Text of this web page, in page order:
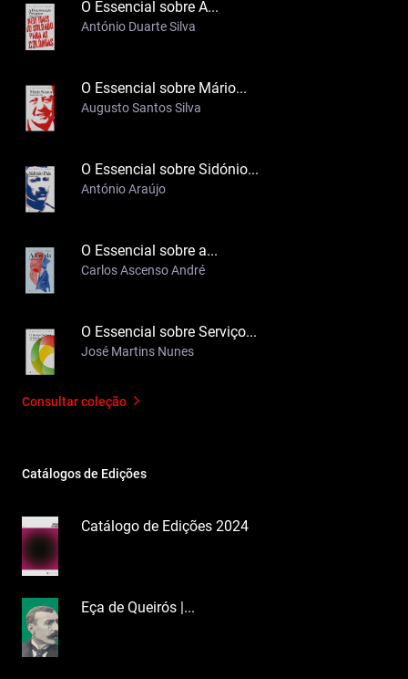
O Essencial sobre A...
António Duarte Silva
O Essencial sobre Mário...
Augusto Santos Silva
O Essencial sobre Sidónio...
António Araújo
O Essencial sobre a...
Carlos Ascenso André
O Essencial sobre Serviço...
José Martins Nunes
Consultar coleção
Catálogos de Edições
Catálogo de Edições 2024
Eça de Queirós |...